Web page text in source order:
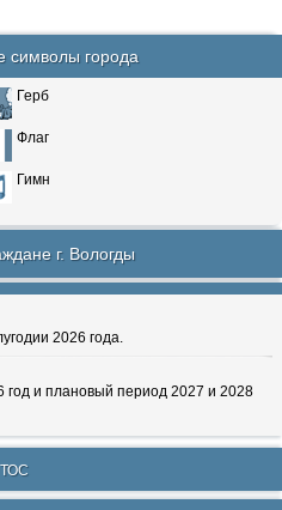
города
Герб
Флаг
Гимн
г. Вологды
2026 года.
год и плановый период 2027 и 2028
ТОС